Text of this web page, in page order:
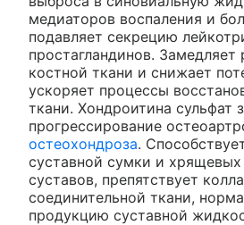
медиаторов воспаления и
подавляет секрецию
простагландинов.
костной ткани и снижает
ускоряет процессы
ткани. Хондроитина сульфат
прогрессирование
остеохондроза.
суставной сумки и хрящевых
суставов, препятствует
соединительной ткани,
продукцию суставной